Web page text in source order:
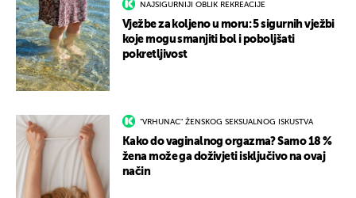
NAJSIGURNIJI OBLIK REKREACIJE
Vježbe za koljeno u moru: 5 sigurnih vježbi
koje mogu smanjiti bol i poboljšati
pokretljivost
"VRHUNAC" ŽENSKOG SEKSUALNOG ISKUSTVA
Kako do vaginalnog orgazma? Samo 18 %
žena može ga doživjeti isključivo na ovaj
način